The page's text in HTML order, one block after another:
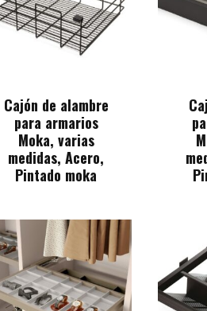
Cajón de alambre
para armarios
Moka, varias
medidas, Acero,
Pintado moka